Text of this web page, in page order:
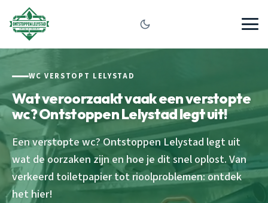
WC VERSTOPT LELYSTAD
Wat veroorzaakt vaak een verstopte
wc? Ontstoppen Lelystad legt uit!
Een verstopte wc? Ontstoppen Lelystad legt uit
wat de oorzaken zijn en hoe je dit snel oplost. Van
verkeerd toiletpapier tot rioolproblemen: ontdek
het hier!